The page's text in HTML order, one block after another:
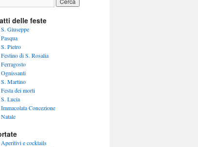
delle feste
S. Giuseppe
Pasqua
S. Pietro
Festino di S. Rosalia
Ferragosto
Ognissanti
S. Martino
Festa dei morti
S. Lucia
Immacolata Concezione
Natale
Aperitivi e cocktails